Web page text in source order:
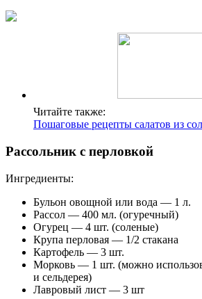
Читайте также:
Пошаговые рецепты салатов из
Рассольник с перловкой
Ингредиенты:
Бульон овощной или вода — 1 л.
Рассол — 400 мл. (огуречный)
Огурец — 4 шт. (соленые)
Крупа перловая — 1/2 стакана
Картофель — 3 шт.
Морковь — 1 шт. (можно
и сельдерея)
Лавровый лист — 3 шт